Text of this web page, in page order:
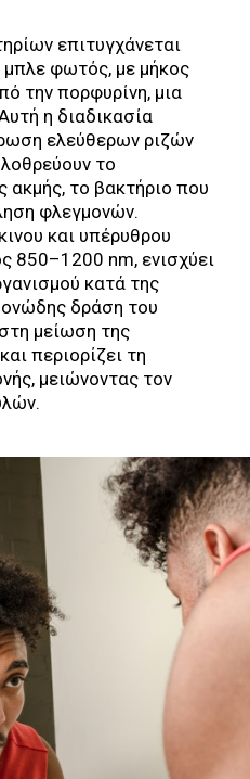
επιτυγχάνεται
φωτός, με μήκος
την πορφυρίνη, μια
η διαδικασία
ελεύθερων ριζών
το
ακμής, το βακτήριο που
φλεγμονών.
και υπέρυθρου
850–1200 nm, ενισχύει
κατά της
δράση του
μείωση της
περιορίζει τη
μειώνοντας τον